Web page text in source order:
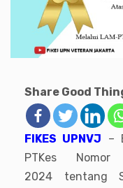
Share Good
FIKES UPNVJ –
PTKes Nomor
2024 tentang